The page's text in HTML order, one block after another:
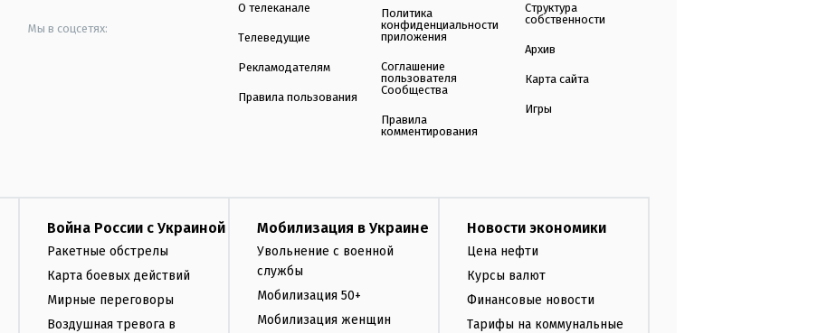
Мы в соцсетях:
О телеканале
Телеведущие
Рекламодателям
Правила пользования
Политика
конфиденциальности
приложения
Соглашение
пользователя
Сообщества
Правила
комментирования
Структура
собственности
Архив
Карта сайта
Игры
Война России с Украиной
Ракетные обстрелы
Карта боевых действий
Мирные переговоры
Воздушная тревога в
Мобилизация в Украине
Увольнение с военной
службы
Мобилизация 50+
Мобилизация женщин
Новости экономики
Цена нефти
Курсы валют
Финансовые новости
Тарифы на коммунальные